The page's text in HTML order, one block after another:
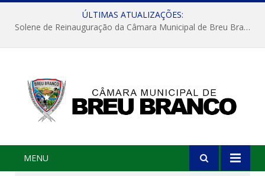
ÚLTIMAS ATUALIZAÇÕES:
Solene de Reinauguração da Câmara Municipal de Breu Branco
MENU